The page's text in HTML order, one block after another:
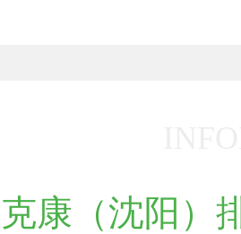
克康（沈阳）